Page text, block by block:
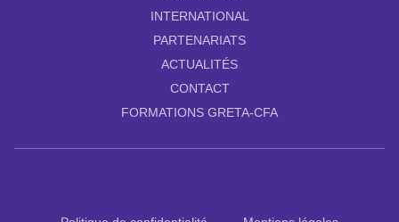
INTERNATIONAL
PARTENARIATS
ACTUALITÉS
CONTACT
FORMATIONS GRETA-CFA